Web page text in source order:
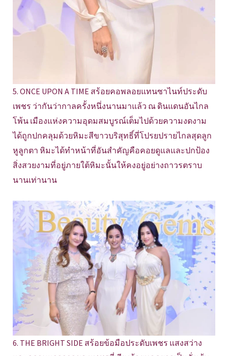
5. ONCE UPON A TIME สร้อยคอพลอยแทนซาไนท์ประดับ
เพชร ว่ากันว่ากาลครั้งหนึ่งนานมาแล้ว ณ ดินแดนอันไกล
โพ้น เมืองแห่งความอุดมสมบูรณ์เต็มไปด้วยความงดงาม
ได้ถูกปกคลุมด้วยหิมะสีขาวบริสุทธิ์ที่โปรยปรายไกลสุดลูก
หูลูกตา หิมะได้ทำหน้าที่อันสำคัญคือคอยดูแลและปกป้อง
สิ่งสวยงามที่อยู่ภายใต้หิมะนั้นให้คงอยู่อย่างถาวรตราบ
นานเท่านาน
6. THE BRIGHT SIDE สร้อยข้อมือประดับเพชร แสงสว่าง